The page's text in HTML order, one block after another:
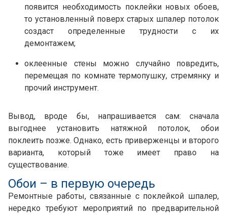
появится необходимость поклейки новых обоев,
то установленный поверх старых шпалер потолок
создаст определенные трудности с их
демонтажем;
оклеенные стены можно случайно повредить,
перемещая по комнате термопушку, стремянку и
прочий инструмент.
Вывод, вроде бы, напрашивается сам: сначала
выгоднее установить натяжной потолок, обои
поклеить позже. Однако, есть приверженцы и второго
варианта, который тоже имеет право на
существование.
Обои – в первую очередь
Ремонтные работы, связанные с поклейкой шпалер,
нередко требуют мероприятий по предварительной